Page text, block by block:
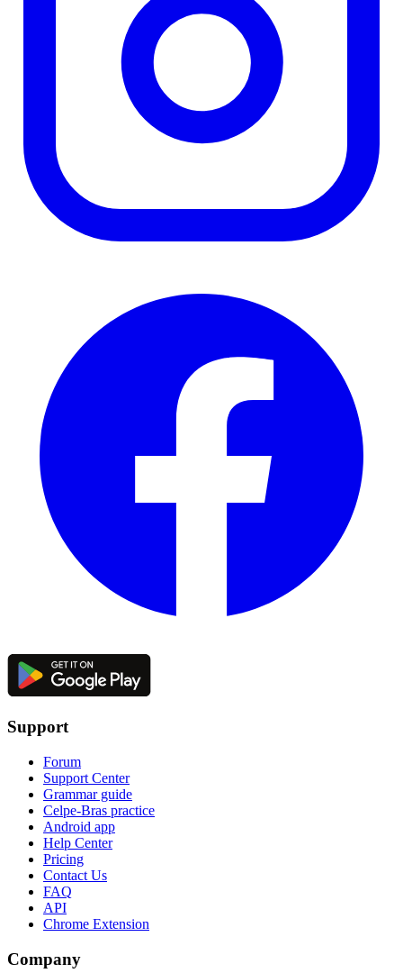
Support
Forum
Support Center
Grammar guide
Celpe-Bras practice
Android app
Help Center
Pricing
Contact Us
FAQ
API
Chrome Extension
Company